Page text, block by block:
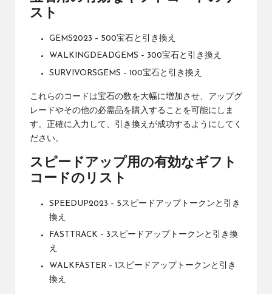
スト
GEMS2023 – 500宝石と引き換え
WALKINGDEADGEMS – 300宝石と引き換え
SURVIVORSGEMS – 100宝石と引き換え
これらのコードは宝石の数を大幅に増加させ、アップグ
レードやその他の必需品を購入することを可能にしま
す。正確に入力して、引き換えが成功するようにしてく
ださい。
スピードアップ用の有効なギフト
コードのリスト
SPEEDUP2023 – 5スピードアップトークンと引き
換え
FASTTRACK – 3スピードアップトークンと引き換
え
WALKFASTER – 1スピードアップトークンと引き
換え